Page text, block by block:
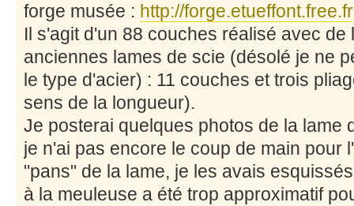
forge musée : http://forge.etueffont.free.fr
Il s'agit d'un 88 couches réalisé avec de
anciennes lames de scie (désolé je ne
le type d'acier) : 11 couches et trois
sens de la longueur).
Je posterai quelques photos de la lame
je n'ai pas encore le coup de main pour
"pans" de la lame, je les avais
à la meuleuse a été trop approximatif